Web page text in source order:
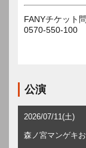
FANYチケット
0570-550-100
公演
2026/07/11(土)
森ノ宮マンゲキ